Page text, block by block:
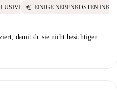
euro EINIGE NEBENKOSTEN
damit du sie nicht besichtigen